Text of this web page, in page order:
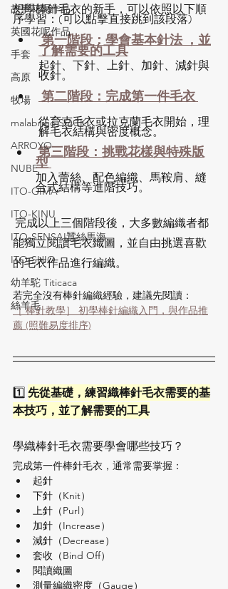
故事花呢作品
英國花呢作品
手套
高原
牧場
malabrigo SOCK
ARROYO
NUBE
ITO-GIMA
ITO-KINU
ITO-SENSAI蠶絲馬海
ITO-SHIO
幼羊駝 Titicaca
絲羊毛
想學棒針毛衣的新手，可以依照以下順
序學習：(可以點擊直接跳到該段落)
第一階段：學會基本針法 ，並
了解需要的工具
起針、下針、上針、加針、減針與
收針。
第二階段：完成第一件毛衣
從育克毛衣或拉克蘭毛衣開始，理
解毛衣結構與密度概念。
第三階段：挑戰花樣與特殊版
型
加入蕾絲、配色編織、馬鞍肩、縫
合式結構等進階技巧。
能獨立閱讀毛衣織圖，並自由挑選喜歡
的毛衣作品進行編織。
若完全沒有棒針編織經驗，建議先閱讀：
［ 棒針教學］ 初學棒針編織入門，與作品推
薦 (照難易度排序)
1️⃣ 先從基礎，練習織棒針毛衣需要的基
本技巧，並了解需要的工具
學織棒針毛衣需要學會哪些技巧？
完成第一件棒針毛衣，通常需要掌握：
起針
下針（Knit）
上針（Purl）
加針（Increase）
減針（Decrease）
套收（Bind Off）
閱讀織圖
測量編織密度（Gauge）